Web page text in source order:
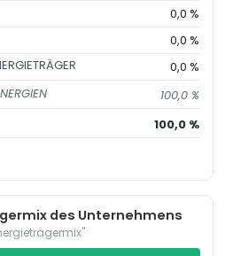
0,0 %
0,0 %
0,0 %
100,0 %
100,0 %
des Unternehmens